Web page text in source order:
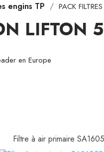
engins TP PACK
LIFTON
en Europe
Filtre à air primaire